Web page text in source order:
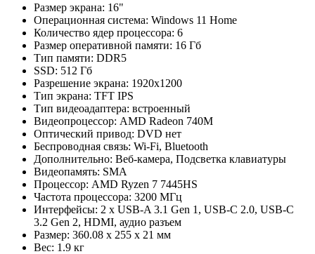
Размер экрана: 16"
Операционная система: Windows 11 Home
Количество ядер процессора: 6
Размер оперативной памяти: 16 Гб
Тип памяти: DDR5
SSD: 512 Гб
Разрешение экрана: 1920x1200
Тип экрана: TFT IPS
Тип видеоадаптера: встроенный
Видеопроцессор: AMD Radeon 740M
Оптический привод: DVD нет
Беспроводная связь: Wi-Fi, Bluetooth
Дополнительно: Веб-камера, Подсветка клавиатуры
Видеопамять: SMA
Процессор: AMD Ryzen 7 7445HS
Частота процессора: 3200 МГц
Интерфейсы: 2 x USB-A 3.1 Gen 1, USB-C 2.0, USB-C
3.2 Gen 2, HDMI, аудио разъем
Размер: 360.08 x 255 x 21 мм
Вес: 1.9 кг